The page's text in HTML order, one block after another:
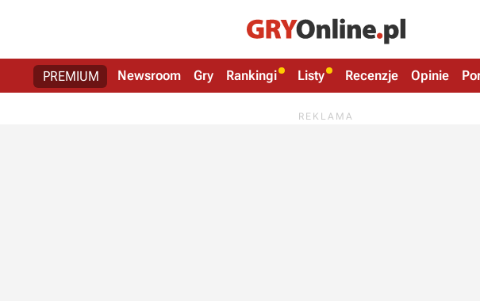
PREMIUM Newsroom Gry Rankingi Listy Recenzje Opinie